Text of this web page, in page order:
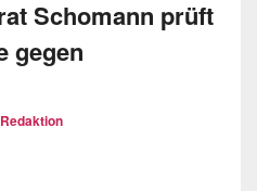
Schomann prüft
gegen
Redaktion